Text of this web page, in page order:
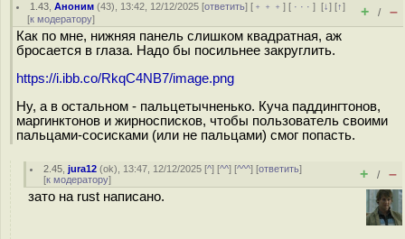
1.43 ,Аноним (43), 13:42, 12/12/2025 [ответить] [ ﹢﹢﹢] [ · · ·][↓] [↑]
[к модератору] + / –
Как по мне, нижняя панель слишком квадратная, аж
бросается в глаза. Надо бы посильнее закруглить.
https://i.ibb.co/RkqC4NB7/image.png
Ну, а в остальном - пальцетычненько. Куча паддингтонов,
маргинктонов и жирносписков, чтобы пользователь своими
пальцами-сосисками (или не пальцами) смог попасть.
2.45 ,jura12 (ok), 13:47, 12/12/2025 [^] [^^] [^^^] [ответить]
[к модератору] + / –
зато на rust написано.